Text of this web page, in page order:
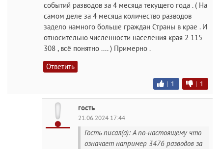
событий разводов за 4 месяца текущего года . ( На
самом деле за 4 месяца количество разводов
задело намного больше граждан Страны в крае . И
относительно численности населения края 2 115
308 , всё понятно .... ) Примерно .
Ответить
| 1 | 1
гость
21.06.2024 17:44
Гость писал(а): А по-настоящему что
означает например 3476 разводов за